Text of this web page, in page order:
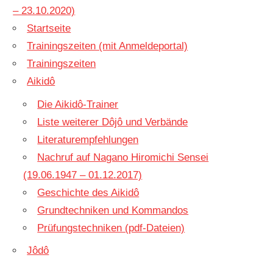
– 23.10.2020)
Startseite
Trainingszeiten (mit Anmeldeportal)
Trainingszeiten
Aikidô
Die Aikidô-Trainer
Liste weiterer Dôjô und Verbände
Literaturempfehlungen
Nachruf auf Nagano Hiromichi Sensei
(19.06.1947 – 01.12.2017)
Geschichte des Aikidô
Grundtechniken und Kommandos
Prüfungstechniken (pdf-Dateien)
Jôdô